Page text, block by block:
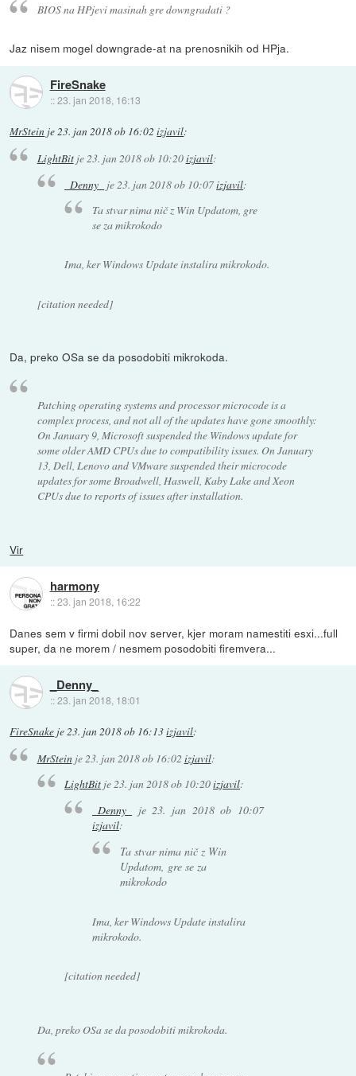
BIOS na HPjevi masinah gre downgradati ?
Jaz nisem mogel downgrade-at na prenosnikih od HPja.
FireSnake
::23. jan 2018, 16:13
MrStein je23. jan 2018 ob 16:02 izjavil:
LightBitje23. jan 2018 ob 10:20izjavil:
_Denny_ je 23. jan 2018 ob 10:07izjavil:
Ta stvar nima nič z Win Updatom, gre
se za mikrokodo
Ima, ker Windows Update instalira mikrokodo.
[citation needed]
Da, preko OSa se da posodobiti mikrokoda.
Patching operating systems and processor microcode is a
complex process, and not all of the updates have gone smoothly:
On January 9, Microsoft suspended the Windows update for
some older AMD CPUs due to compatibility issues. On January
13, Dell, Lenovo and VMware suspended their microcode
updates for some Broadwell, Haswell, Kaby Lake and Xeon
CPUs due to reports of issues after installation.
Vir
harmony
::23. jan 2018, 16:22
Danes sem v firmi dobil nov server, kjer moram namestiti esxi...full
super, da ne morem / nesmem posodobiti firemvera...
_Denny_
::23. jan 2018, 18:01
FireSnake je23. jan 2018 ob 16:13izjavil:
MrSteinje 23. jan 2018 ob 16:02 izjavil:
LightBit je23. jan 2018 ob 10:20izjavil:
_Denny_
je23. jan 2018 ob 10:07
izjavil:
Ta stvar nima nič z Win
Updatom, gre se za
mikrokodo
Ima, ker Windows Update instalira
mikrokodo.
[citation needed]
Da, preko OSa se da posodobiti mikrokoda.